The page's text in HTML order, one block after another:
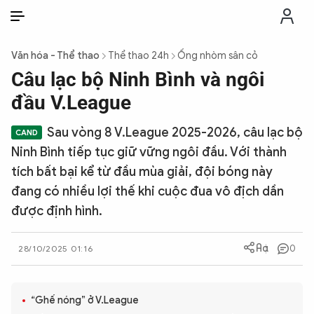
THỜI SỰ
CHỐNG DIỄN BIẾN HÒA BÌNH
CÔNG AN TRONG LÒNG DÂN
XÃ HỘI
PHÁP LUẬT
Văn hóa - Thể thao Thể thao 24h Ống nhòm sân cỏ
Câu lạc bộ Ninh Bình và ngôi
đầu V.League
Sau vòng 8 V.League 2025-2026, câu lạc bộ
Ninh Bình tiếp tục giữ vững ngôi đầu. Với thành
tích bất bại kể từ đầu mùa giải, đội bóng này
đang có nhiều lợi thế khi cuộc đua vô địch dần
được định hình.
28/10/2025 01:16 0
“Ghế nóng” ở V.League